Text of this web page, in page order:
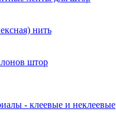
нить
штор
- клеевые и неклеевые